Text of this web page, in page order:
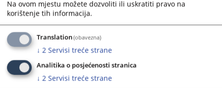
Nakon izmirenja troškova likvidacionog postupka,
likvidacioni upravnik izmiruje potraživanja
povjerilaca;
Podnošenje izvještaja o sprovedenoj likvidaciji
Likvidacioni upravnik dostavlja prijedlog načina
diobe likvidacionom sudiji, a po okončanom
postupku diobe dostavlja Izvještaj o svim radnjama
sprovedenim tokom postupka sa dokazima o
Na ovom mjestu možete dozvoliti ili uskratiti pravo na
korištenje tih informacija.
Translation(obavezna)
↓ 2 Servisi treće strane
Analitika o posjećenosti stranica
↓ 2 Servisi treće strane